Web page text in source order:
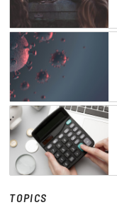
TOPICS